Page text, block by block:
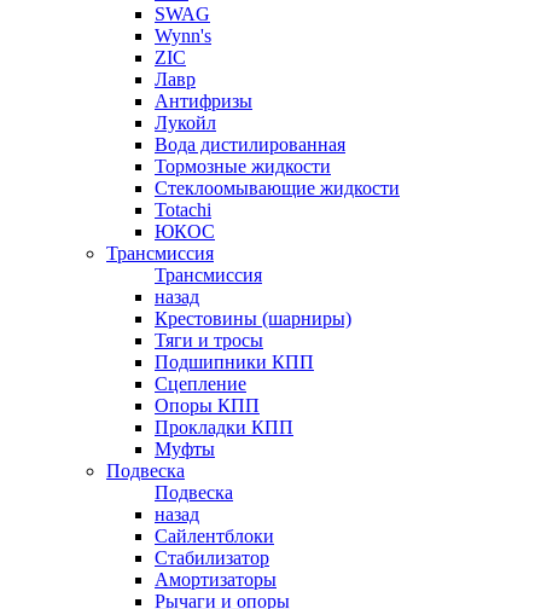
SWAG
Wynn's
ZIC
Лавр
Антифризы
Лукойл
Вода дистилированная
Тормозные жидкости
Стеклоомывающие жидкости
Totachi
ЮКОС
Трансмиссия
Трансмиссия
назад
Крестовины (шарниры)
Тяги и тросы
Подшипники КПП
Сцепление
Опоры КПП
Прокладки КПП
Муфты
Подвеска
Подвеска
назад
Сайлентблоки
Стабилизатор
Амортизаторы
Рычаги и опоры